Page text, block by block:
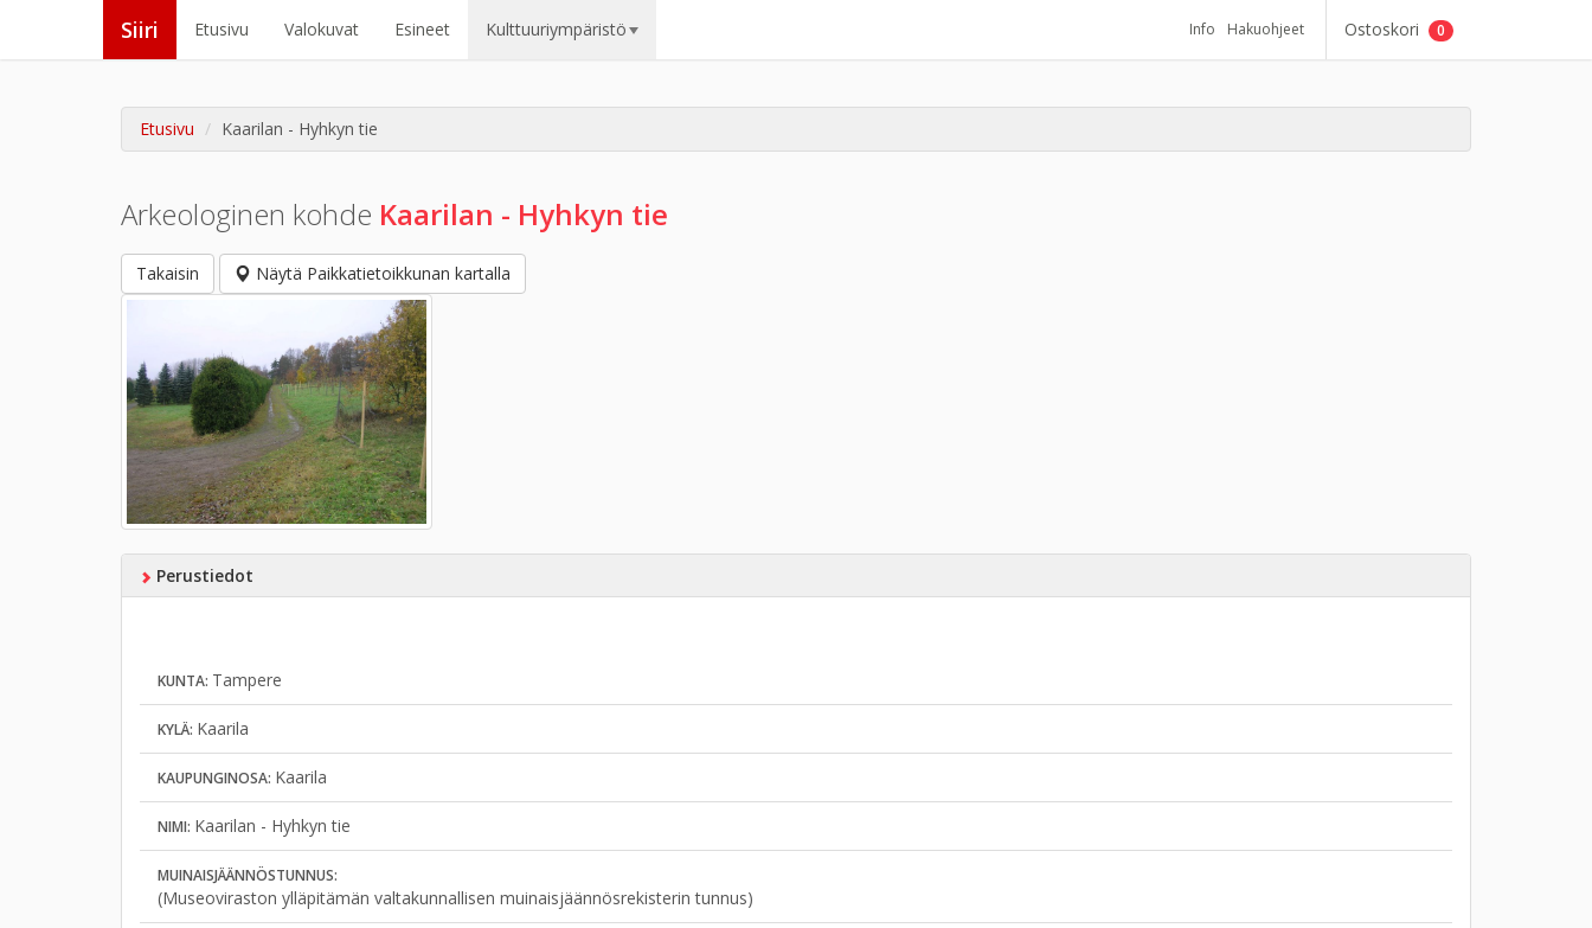
Siiri Etusivu Valokuvat Esineet Kulttuuriympäristö Info Hakuohjeet Ostoskori 0
Etusivu Kaarilan - Hyhkyn tie
Arkeologinen kohde Kaarilan - Hyhkyn tie
Takaisin Näytä Paikkatietoikkunan kartalla
Perustiedot
KUNTA: Tampere
KYLÄ: Kaarila
KAUPUNGINOSA: Kaarila
NIMI: Kaarilan - Hyhkyn tie
MUINAISJÄÄNNÖSTUNNUS:
(Museoviraston ylläpitämän valtakunnallisen muinaisjäännösrekisterin tunnus)